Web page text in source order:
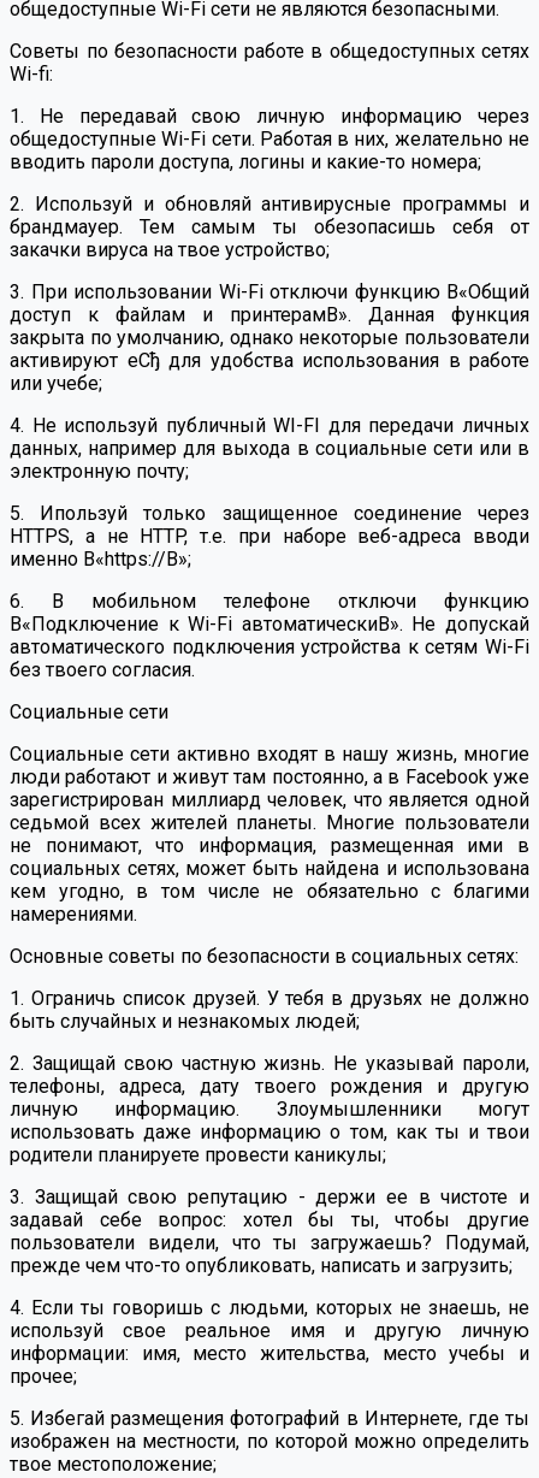
общедоступные Wi-Fi сети не являются безопасными.
Советы по безопасности работе в общедоступных сетях
Wi-fi:
1. Не передавай свою личную информацию через
общедоступные Wi-Fi сети. Работая в них, желательно не
вводить пароли доступа, логины и какие-то номера;
2. Используй и обновляй антивирусные программы и
брандмауер. Тем самым ты обезопасишь себя от
закачки вируса на твое устройство;
3. При использовании Wi-Fi отключи функцию В«Общий
доступ к файлам и принтерамВ». Данная функция
закрыта по умолчанию, однако некоторые пользователи
активируют еСђ для удобства использования в работе
или учебе;
4. Не используй публичный WI-FI для передачи личных
данных, например для выхода в социальные сети или в
электронную почту;
5. Ипользуй только защищенное соединение через
HTTPS, а не HTTP, т.е. при наборе веб-адреса вводи
именно В«https://В»;
6. В мобильном телефоне отключи функцию
В«Подключение к Wi-Fi автоматическиВ». Не допускай
автоматического подключения устройства к сетям Wi-Fi
без твоего согласия.
Социальные сети
Социальные сети активно входят в нашу жизнь, многие
люди работают и живут там постоянно, а в Facebook уже
зарегистрирован миллиард человек, что является одной
седьмой всех жителей планеты. Многие пользователи
не понимают, что информация, размещенная ими в
социальных сетях, может быть найдена и использована
кем угодно, в том числе не обязательно с благими
намерениями.
Основные советы по безопасности в социальных сетях:
1. Ограничь список друзей. У тебя в друзьях не должно
быть случайных и незнакомых людей;
2. Защищай свою частную жизнь. Не указывай пароли,
телефоны, адреса, дату твоего рождения и другую
личную информацию. Злоумышленники могут
использовать даже информацию о том, как ты и твои
родители планируете провести каникулы;
3. Защищай свою репутацию - держи ее в чистоте и
задавай себе вопрос: хотел бы ты, чтобы другие
пользователи видели, что ты загружаешь? Подумай,
прежде чем что-то опубликовать, написать и загрузить;
4. Если ты говоришь с людьми, которых не знаешь, не
используй свое реальное имя и другую личную
информации: имя, место жительства, место учебы и
прочее;
5. Избегай размещения фотографий в Интернете, где ты
изображен на местности, по которой можно определить
твое местоположение;